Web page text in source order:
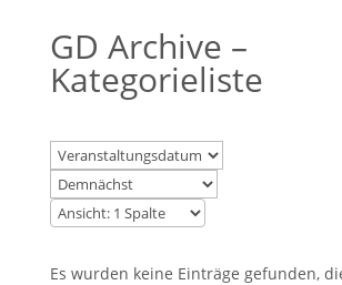
GD Archive –
Kategorieliste
Es wurden keine Einträge gefunden,